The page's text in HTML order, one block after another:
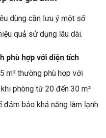
dùng cần lưu ý một số
quả sử dụng lâu dài.
phù hợp với diện tích
m² thường phù hợp với
phòng từ 20 đến 30 m²
đảm bảo khả năng làm lạnh